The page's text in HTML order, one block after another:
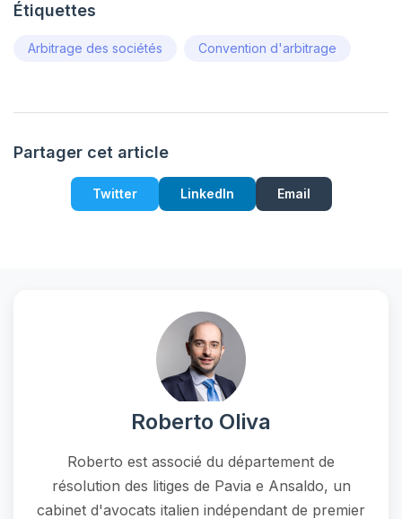
Étiquettes
Arbitrage des sociétés Convention d'arbitrage
Partager cet article
Twitter LinkedIn Email
Roberto Oliva
Roberto est associé du département de
résolution des litiges de Pavia e Ansaldo, un
cabinet d'avocats italien indépendant de premier